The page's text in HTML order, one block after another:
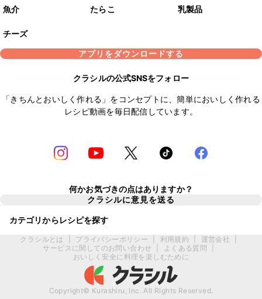
魚介 たらこ 乳製品
チーズ
アプリをダウンロードする
クラシルの公式SNSをフォロー
「きちんとおいしく作れる」をコンセプトに、簡単においしく作れる
レシピ動画を毎日配信しています。
何かお気づきの点はありますか？
クラシルに意見を送る
カテゴリからレシピを探す
クラシルとは プライバシーポリシー 利用規約 運営会社
サービスに関してのお問い合わせ
よくある質問
おいしく安全に料理を楽しむために
Copyright© Kurashiru, Inc. All Rights Reserved.